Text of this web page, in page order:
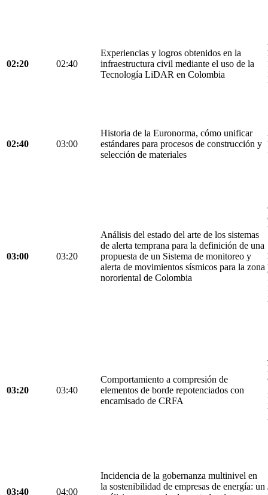
02:20 02:40
Experiencias y logros obtenidos en la
infraestructura civil mediante el uso de la
Tecnología LiDAR en Colombia
02:40 03:00
Historia de la Euronorma, cómo unificar
estándares para procesos de construcción y
selección de materiales
03:00 03:20
Análisis del estado del arte de los sistemas
de alerta temprana para la definición de una
propuesta de un Sistema de monitoreo y
alerta de movimientos sísmicos para la zona
nororiental de Colombia
03:20 03:40
Comportamiento a compresión de
elementos de borde repotenciados con
encamisado de CRFA
03:40 04:00
Incidencia de la gobernanza multinivel en
la sostenibilidad de empresas de energía: un